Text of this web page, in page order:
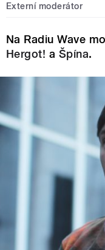
Externí moderátor
Na Radiu Wave
Hergot! a Špína.